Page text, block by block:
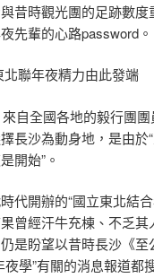
昔時觀光團的足跡數度
先輩的心路password。
聯年夜精力由此發端
自全國各地的毅行團
長沙為動身地，是由於
開始”。
代開辦的“國立東北結
曾經汗牛充棟、不乏其
是盼望以昔時長沙《至
夜學”有關的消息報道都